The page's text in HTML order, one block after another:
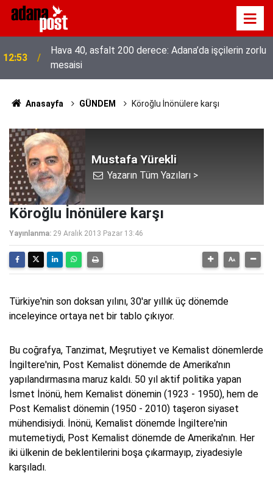
12:53
Hava 40, asfalt 200 derece: Adana’da işçilerin zorlu
mesaisi
Anasayfa GÜNDEM Köroğlu İnönülere karşı
Mustafa Yürekli
Yazarın Tüm Yazıları >
Köroğlu İnönülere karşı
Yayınlanma: 29 Aralık 2013 Pazar 13:46
Türkiye'nin son doksan yılını, 30'ar yıllık üç dönemde
inceleyince ortaya net bir tablo çıkıyor.
Bu coğrafya, Tanzimat, Meşrutiyet ve Kemalist dönemlerde
İngiltere'nin, Post Kemalist dönemde de Amerika'nın
yapılandırmasına maruz kaldı. 50 yıl aktif politika yapan
İsmet İnönü, hem Kemalist dönemin (1923 - 1950), hem de
Post Kemalist dönemin (1950 - 2010) taşeron siyaset
mühendisiydi. İnönü, Kemalist dönemde İngiltere'nin
mutemetiydi, Post Kemalist dönemde de Amerika'nın. Her
iki ülkenin de beklentilerini boşa çıkarmayıp, ziyadesiyle
karşıladı.